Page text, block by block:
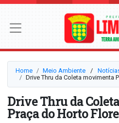
Home Meio Ambiente ⠀/⠀
Drive Thru da Coleta movimenta
Drive Thru da
Praça do Horto